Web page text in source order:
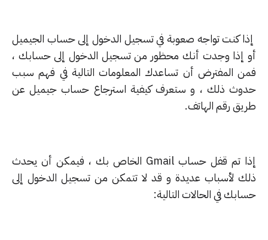
كنت تواجه صعوبة في تسجيل الدخول إلى حساب الجيميل
إذا وجدت أنك محظور من تسجيل الدخول إلى حسابك ،
المفترض أن تساعدك المعلومات التالية في فهم سبب
ذلك ، و ستعرف كيفية استرجاع حساب جيميل عن
رقم الهاتف.
إذا تم قفل حساب Gmail الخاص بك ، فيمكن أن يحدث
لأسباب عديدة و قد لا تتمكن من تسجيل الدخول إلى
في الحالات التالية: